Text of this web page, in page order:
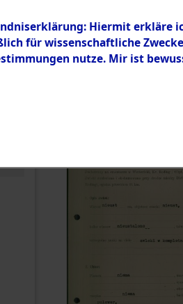
Leben
0002
Hiermit erkläre
für wissenschaftliche
nutze. Mir ist